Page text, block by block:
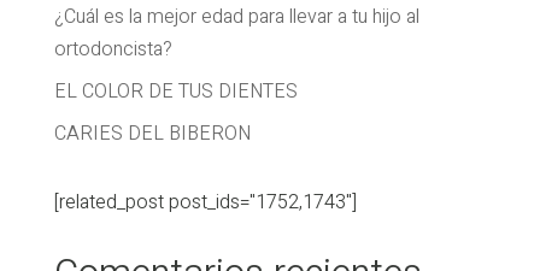
¿Cuál es la mejor edad para llevar a tu hijo al
ortodoncista?
EL COLOR DE TUS DIENTES
CARIES DEL BIBERON
[related_post post_ids="1752,1743"]